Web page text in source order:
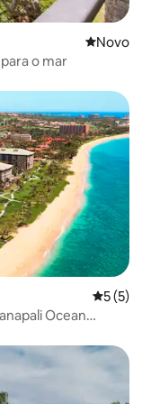
Novo
Novo
o mar
5 de
5 (5)
Ocean